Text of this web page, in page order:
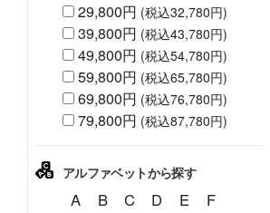
29,800円 (税込32,780円)
39,800円 (税込43,780円)
49,800円 (税込54,780円)
59,800円 (税込65,780円)
69,800円 (税込76,780円)
79,800円 (税込87,780円)
アルファベットから探す
A B C D E
F